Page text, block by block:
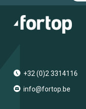
+32 (0)2 3314116
info@fortop.be